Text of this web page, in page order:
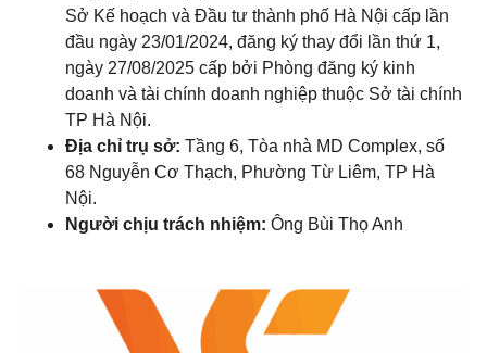
Sở Kế hoạch và Đầu tư thành phố Hà Nội cấp lần
đầu ngày 23/01/2024, đăng ký thay đổi lần thứ 1,
ngày 27/08/2025 cấp bởi Phòng đăng ký kinh
doanh và tài chính doanh nghiệp thuộc Sở tài chính
TP Hà Nội.
Địa chỉ trụ sở: Tầng 6, Tòa nhà MD Complex, số
68 Nguyễn Cơ Thạch, Phường Từ Liêm, TP Hà
Nội.
Người chịu trách nhiệm: Ông Bùi Thọ Anh